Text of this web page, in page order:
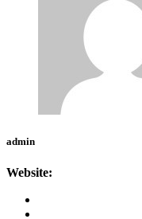
admin
Website: